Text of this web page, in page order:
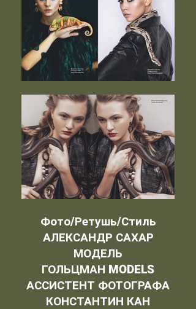
Фото/Ретушь/Стиль
АЛЕКСАНДР САХАР
МОДЕЛЬ
ГОЛЬЦМАН MODELS
АССИСТЕНТ ФОТОГРАФА
КОНСТАНТИН КАН